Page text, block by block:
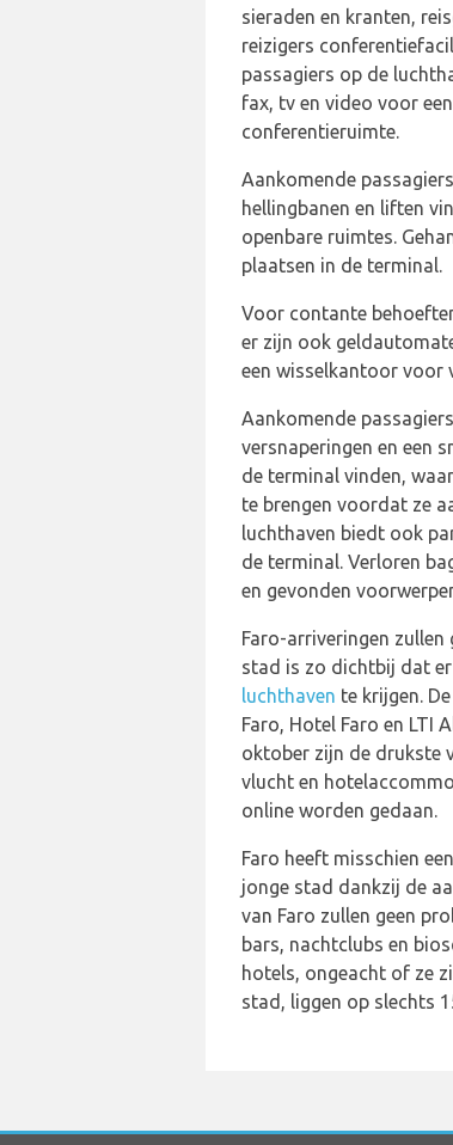
sieraden en kranten,
reizigers
passagiers op de
fax, tv en video voor
conferentieruimte.
Aankomende
hellingbanen en liften
openbare ruimtes.
plaatsen in de terminal.
Voor contante
er zijn ook
een wisselkantoor voor
Aankomende
versnaperingen en een
de terminal vinden,
te brengen voordat ze
luchthaven biedt ook
de terminal. Verloren
en gevonden
Faro-arriveringen
stad is zo dichtbij dat
luchthaven te krijgen.
Faro, Hotel Faro en LTI
oktober zijn de drukste
vlucht en
online worden gedaan.
Faro heeft misschien
jonge stad dankzij de
van Faro zullen geen
bars, nachtclubs en
hotels, ongeacht of ze
stad, liggen op slechts